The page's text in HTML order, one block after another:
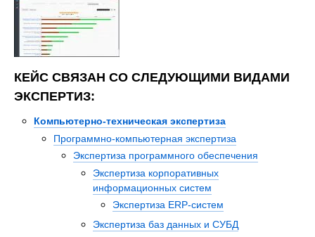
КЕЙС СВЯЗАН СО СЛЕДУЮЩИМИ ВИДАМИ
ЭКСПЕРТИЗ:
Компьютерно-техническая экспертиза
Программно-компьютерная экспертиза
Экспертиза программного обеспечения
Экспертиза корпоративных
информационных систем
Экспертиза ERP-систем
Экспертиза баз данных и СУБД